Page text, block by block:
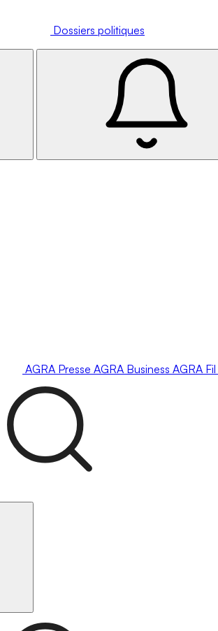
Dossiers politiques
AGRA Presse AGRA Business AGRA Fil